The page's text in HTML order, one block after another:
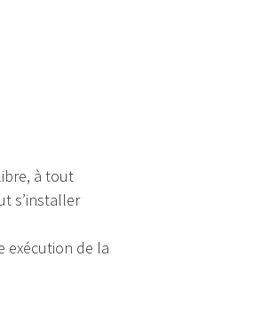
à tout
s’installer
exécution de la